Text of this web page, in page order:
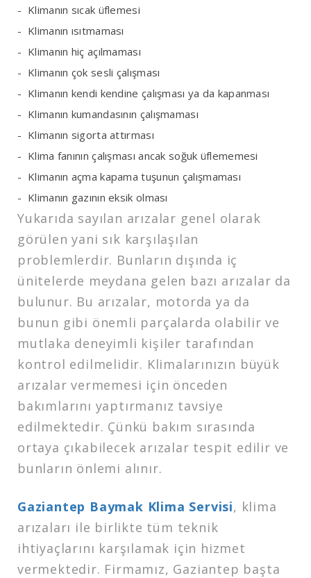
Klimanın sıcak üflemesi
Klimanın ısıtmaması
Klimanın hiç açılmaması
Klimanın çok sesli çalışması
Klimanın kendi kendine çalışması ya da kapanması
Klimanın kumandasının çalışmaması
Klimanın sigorta attırması
Klima fanının çalışması ancak soğuk üflememesi
Klimanın açma kapama tuşunun çalışmaması
Klimanın gazının eksik olması
Yukarıda sayılan arızalar genel olarak
görülen yani sık karşılaşılan
problemlerdir. Bunların dışında iç
ünitelerde meydana gelen bazı arızalar da
bulunur. Bu arızalar, motorda ya da
bunun gibi önemli parçalarda olabilir ve
mutlaka deneyimli kişiler tarafından
kontrol edilmelidir. Klimalarınızın büyük
arızalar vermemesi için önceden
bakımlarını yaptırmanız tavsiye
edilmektedir. Çünkü bakım sırasında
ortaya çıkabilecek arızalar tespit edilir ve
bunların önlemi alınır.
Gaziantep Baymak Klima Servisi, klima
arızaları ile birlikte tüm teknik
ihtiyaçlarını karşılamak için hizmet
vermektedir. Firmamız, Gaziantep başta